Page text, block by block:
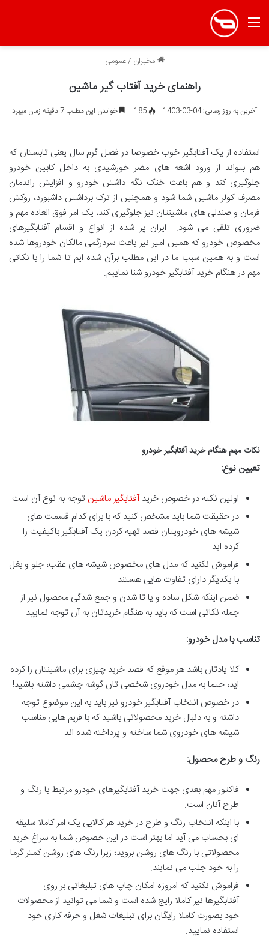
منو
مخبران /عمومی
راهنمای خرید آفتاب گیر ماشین
آخرین به روز رسانی: 04-03-1403 185 خواندن این مطلب 7 دقیقه زمان میبرد
استفاده از یک آفتابگیر خوب خصوصا در فصل گرم سال یعنی تابستان که
هم بتواند از ورود اشعه های مضر خورشیدی به داخل کابین خودرو
جلوگیری کند و هم باعث خنک نگه داشتن خودرو و افزایش راندمان
مصرف کولر ماشین شما شود و همچنین از ترک برداشتن داشبورد، روکش
فرمان و صندلی های ماشینتان نیز جلوگیری کند، یک امر فوق العاده مهم و
ضروری تلقی می شود. ایران پر شده از انواع و اقسام آفتابگیرهای
مخصوص خودرو که همین امیر نیز باعث سردرگمی مالکان خودروها شده
است و به همین سبب ما در این مطلب برآن شده ایم تا شما را با نکاتی
مهم در هنگام خرید آفتابگیر خودرو شنا نماییم.
نکات مهم هنگام خرید آفتابگیر خودرو
تعیین نوع:
اولین نکته در خصوص خریدآفتابگیر ماشین توجه به نوع آن است.
در حقیقت شما باید مشخص کنید که با برای کدام قسمت های
شیشه های خودرویتان قصد تهیه کردن یک آفتابگیر باکیفیت را
کرده اید.
فراموش نکنید که مدل های مخصوص شیشه های عقب، جلو و بغل
با یکدیگر دارای تفاوت هایی هستند.
ضمن اینکه شکل ساده و یا تا شدن و جمع شدگی محصول نیز از
جمله نکاتی است که باید به هنگام خریدتان به آن توجه نمایید.
تناسب با مدل خودرو:
کلا یادتان باشد هر موقع که قصد خرید چیزی برای ماشینتان را کرده
اید، حتما به مدل خودروی شخصی تان گوشه چشمی داشته باشید!
در خصوص انتخاب آفتابگیر خودرو نیز باید به این موضوع توجه
داشته و به دنبال خرید محصولاتی باشید که با فریم هایی مناسب
شیشه های خودروی شما ساخته و پرداخته شده اند.
رنگ و طرح محصول:
فاکتور مهم بعدی جهت خرید آفتابگیرهای خودرو مرتبط با رنگ و
طرح آنان است.
با اینکه انتخاب رنگ و طرح در خرید هر کالایی یک امر کاملا سلیقه
ای بحساب می آید اما بهتر است در این خصوص شما به سراغ خرید
محصولاتی با رنگ های روشن بروید؛ زیرا رنگ های روشن کمتر گرما
را به خود جلب می نمایند.
فراموش نکنید که امروزه امکان چاپ های تبلیغاتی بر روی
آفتابگیرها نیز کاملا رایج شده است و شما می توانید از محصولات
خود بصورت کاملا رایگان برای تبلیغات شغل و حرفه کاری خود
استفاده نمایید.